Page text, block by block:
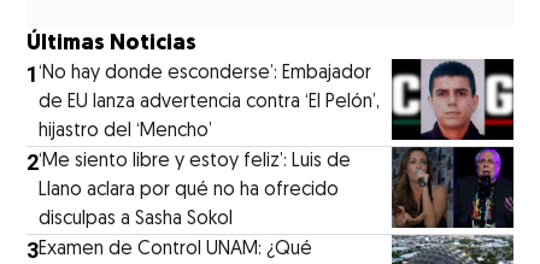
Últimas Noticias
1‘No hay donde esconderse’: Embajador
de EU lanza advertencia contra ‘El Pelón’,
hijastro del ‘Mencho’
2‘Me siento libre y estoy feliz’: Luis de
Llano aclara por qué no ha ofrecido
disculpas a Sasha Sokol
3Examen de Control UNAM: ¿Qué